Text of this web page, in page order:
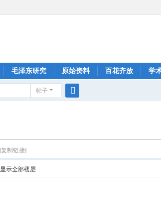
毛泽东研究 原始资料 百花齐放 学
帖子
[复制链接]
显示全部楼层